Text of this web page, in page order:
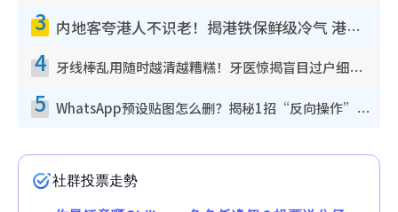
3 内地客夸港人不识老！揭港铁保鲜级冷气 港人求放过：别投诉
4 牙线棒乱用随时越清越糟糕！牙医惊揭盲目过户细菌恐致蛀牙：这种才是日常真保养
5 WhatsApp预设贴图怎么删？揭秘1招“反向操作”还原简洁界面 附3步实测教程